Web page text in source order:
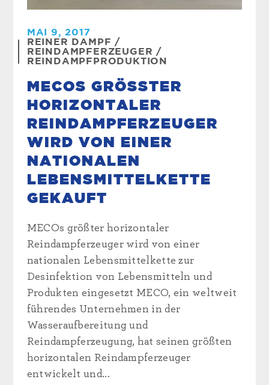
MAI 9, 2017
REINER DAMPF /
REINDAMPFERZEUGER /
REINDAMPFPRODUKTION
MECOS GRÖSSTER H
ORIZONTALER R
EINDAMPFERZEUGER W
IRD VON EINER N
ATIONALEN L
EBENSMITTELKETTE G
EKAUFT
MECOs größter horizontaler
Reindampferzeuger wird von einer
nationalen Lebensmittelkette zur
Desinfektion von Lebensmitteln und
Produkten eingesetzt MECO, ein weltweit
führendes Unternehmen in der
Wasseraufbereitung und
Reindampferzeugung, hat seinen größten
horizontalen Reindampferzeuger
entwickelt und...